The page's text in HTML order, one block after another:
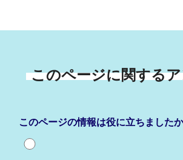
このページに関する
このページの情報は役に立ちました